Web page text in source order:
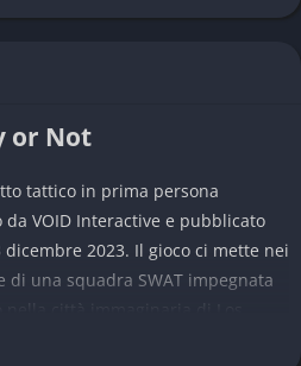
or Not
tattico in prima persona
VOID Interactive e pubblicato
2023. Il gioco ci mette nei
di una squadra SWAT impegnata
dilagano. Considerato